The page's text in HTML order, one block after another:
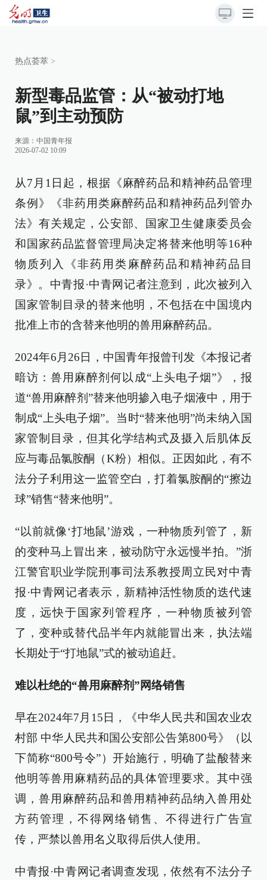
热点荟萃 >
新型毒品监管：从“被动打地
鼠”到主动预防
来源： 中国青年报
2026-07-02 10:09
从7月1日起，根据《麻醉药品和精神药品管理
条例》《非药用类麻醉药品和精神药品列管办
法》有关规定，公安部、国家卫生健康委员会
和国家药品监督管理局决定将替来他明等16种
物质列入《非药用类麻醉药品和精神药品目
录》。中青报·中青网记者注意到，此次被列入
国家管制目录的替来他明，不包括在中国境内
批准上市的含替来他明的兽用麻醉药品。
2024年6月26日，中国青年报曾刊发《本报记者
暗访：兽用麻醉剂何以成“上头电子烟”》，报
道“兽用麻醉剂”替来他明掺入电子烟液中，用于
制成“上头电子烟”。当时“替来他明”尚未纳入国
家管制目录，但其化学结构式及摄入后肌体反
应与毒品氯胺酮（K粉）相似。正因如此，有不
法分子利用这一监管空白，打着氯胺酮的“擦边
球”销售“替来他明”。
“以前就像‘打地鼠’游戏，一种物质列管了，新
的变种马上冒出来，被动防守永远慢半拍。”浙
江警官职业学院刑事司法系教授周立民对中青
报·中青网记者表示，新精神活性物质的迭代速
度，远快于国家列管程序，一种物质被列管
了，变种或替代品半年内就能冒出来，执法端
长期处于“打地鼠”式的被动追赶。
难以杜绝的“兽用麻醉剂”网络销售
早在2024年7月15日，《中华人民共和国农业农
村部 中华人民共和国公安部公告第800号》（以
下简称“800号令”）开始施行，明确了盐酸替来
他明等兽用麻精药品的具体管理要求。其中强
调，兽用麻醉药品和兽用精神药品纳入兽用处
方药管理，不得网络销售、不得进行广告宣
传，严禁以兽用名义取得后供人使用。
中青报·中青网记者调查发现，依然有不法分子